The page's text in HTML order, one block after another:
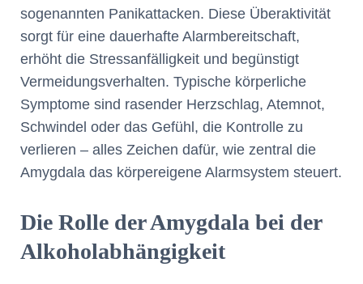
sogenannten Panikattacken. Diese Überaktivität
sorgt für eine dauerhafte Alarmbereitschaft,
erhöht die Stressanfälligkeit und begünstigt
Vermeidungsverhalten. Typische körperliche
Symptome sind rasender Herzschlag, Atemnot,
Schwindel oder das Gefühl, die Kontrolle zu
verlieren – alles Zeichen dafür, wie zentral die
Amygdala das körpereigene Alarmsystem steuert.
Die Rolle der Amygdala bei der
Alkoholabhängigkeit